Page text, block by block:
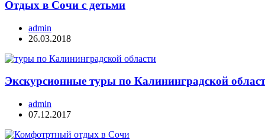
Отдых в Сочи с детьми
admin
26.03.2018
Экскурсионные туры по Калининградской
admin
07.12.2017